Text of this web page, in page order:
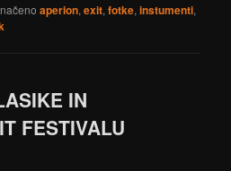
aperion,exit,fotke,instumenti,
IN
FESTIVALU